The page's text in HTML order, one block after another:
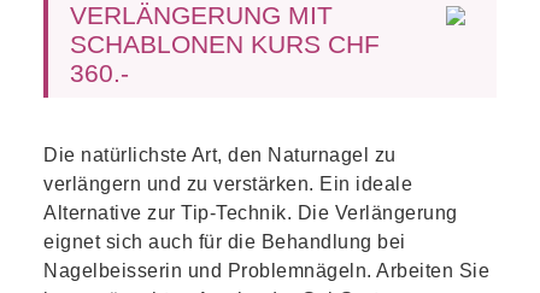
VERLÄNGERUNG MIT
SCHABLONEN KURS CHF
360.-
Die natürlichste Art, den Naturnagel zu
verlängern und zu verstärken. Ein ideale
Alternative zur Tip-Technik. Die Verlängerung
eignet sich auch für die Behandlung bei
Nagelbeisserin und Problemnägeln. Arbeiten Sie